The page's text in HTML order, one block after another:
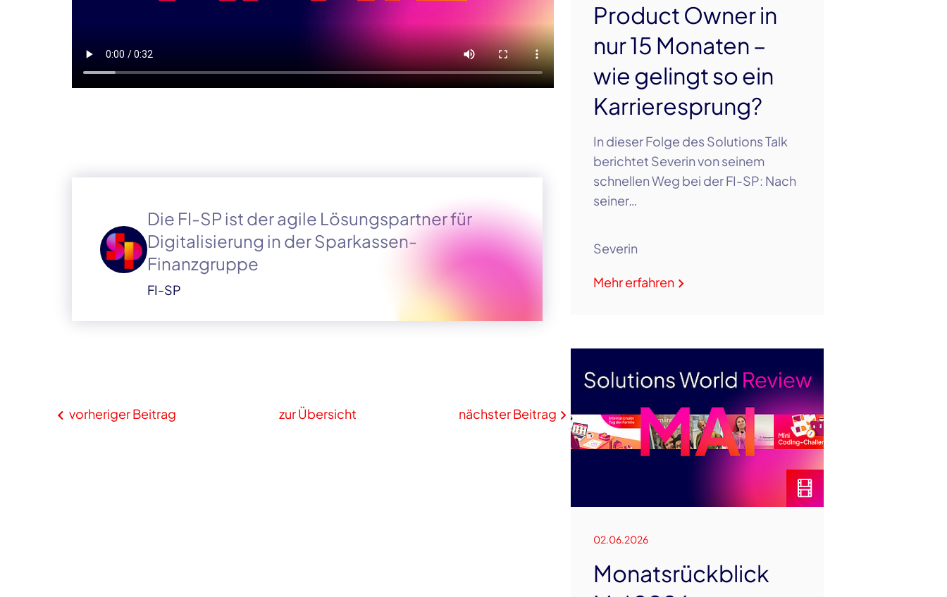
Die FI-SP ist der agile Lösungspartner für
Digitalisierung in der Sparkassen-
Finanzgruppe
FI-SP
vorheriger Beitrag zur Übersicht nächster Beitrag
Product Owner in
nur 15 Monaten –
wie gelingt so ein
Karrieresprung?
In dieser Folge des Solutions Talk
berichtet Severin von seinem
schnellen Weg bei der FI-SP: Nach
seiner…
Severin
Mehr erfahren
02.06.2026
Monatsrückblick